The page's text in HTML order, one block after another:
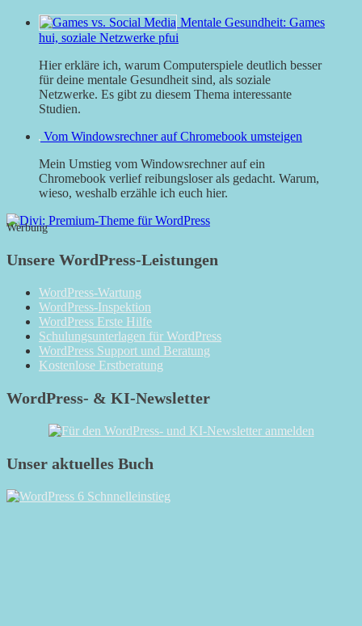
Mentale Gesundheit: Games
hui, soziale Netzwerke pfui
Hier erkläre ich, warum Computerspiele deutlich besser
für deine mentale Gesundheit sind, als soziale
Netzwerke. Es gibt zu diesem Thema interessante
Studien.
Vom Windowsrechner auf Chromebook umsteigen
Mein Umstieg vom Windowsrechner auf ein
Chromebook verlief reibungsloser als gedacht. Warum,
wieso, weshalb erzähle ich euch hier.
Werbung
Unsere WordPress-Leistungen
WordPress-Wartung
WordPress-Inspektion
WordPress Erste Hilfe
Schulungsunterlagen für WordPress
WordPress Support und Beratung
Kostenlose Erstberatung
WordPress- & KI-Newsletter
Unser aktuelles Buch